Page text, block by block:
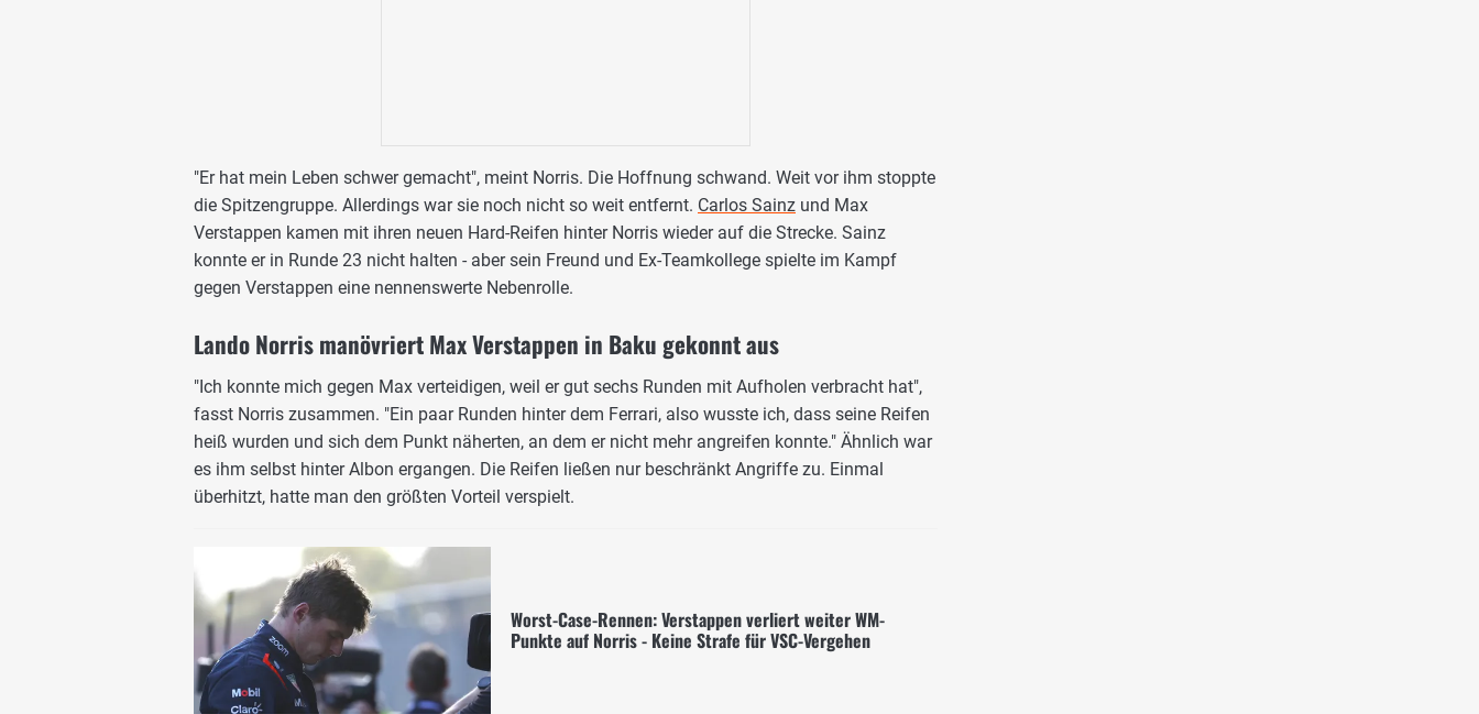
"Er hat mein Leben schwer gemacht", meint Norris. Die Hoffnung schwand. Weit vor ihm stoppte
die Spitzengruppe. Allerdings war sie noch nicht so weit entfernt. Carlos Sainz und Max
Verstappen kamen mit ihren neuen Hard-Reifen hinter Norris wieder auf die Strecke. Sainz
konnte er in Runde 23 nicht halten - aber sein Freund und Ex-Teamkollege spielte im Kampf
gegen Verstappen eine nennenswerte Nebenrolle.
Lando Norris manövriert Max Verstappen in Baku gekonnt aus
"Ich konnte mich gegen Max verteidigen, weil er gut sechs Runden mit Aufholen verbracht hat",
fasst Norris zusammen. "Ein paar Runden hinter dem Ferrari, also wusste ich, dass seine Reifen
heiß wurden und sich dem Punkt näherten, an dem er nicht mehr angreifen konnte." Ähnlich war
es ihm selbst hinter Albon ergangen. Die Reifen ließen nur beschränkt Angriffe zu. Einmal
überhitzt, hatte man den größten Vorteil verspielt.
Worst-Case-Rennen: Verstappen verliert weiter WM-
Punkte auf Norris - Keine Strafe für VSC-Vergehen